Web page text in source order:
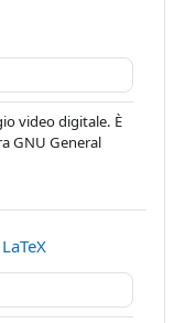
video digitale. È
GNU General
Pagina